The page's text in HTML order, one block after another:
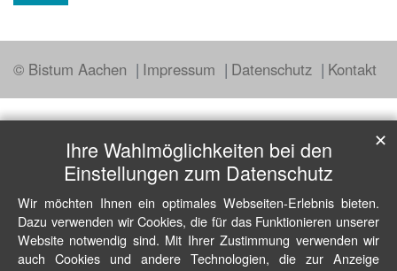
© Bistum Aachen Impressum Datenschutz Kontakt
Ihre Wahlmöglichkeiten bei den
Einstellungen zum Datenschutz
Wir möchten Ihnen ein optimales Webseiten-Erlebnis bieten.
Dazu verwenden wir Cookies, die für das Funktionieren unserer
Website notwendig sind. Mit Ihrer Zustimmung verwenden wir
auch Cookies und andere Technologien, die zur Anzeige
✕